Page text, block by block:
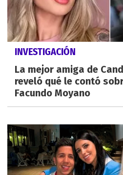
INVESTIGACIÓN
La mejor amiga de
reveló qué le contó
Facundo Moyano